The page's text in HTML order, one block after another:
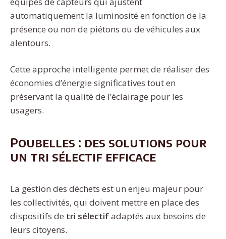
automatiquement la luminosité en fonction de la
présence ou non de piétons ou de véhicules aux
alentours.
Cette approche intelligente permet de réaliser des
économies d’énergie significatives tout en
préservant la qualité de l’éclairage pour les
usagers.
Poubelles : des solutions pour
un tri sélectif efficace
La gestion des déchets est un enjeu majeur pour
les collectivités, qui doivent mettre en place des
dispositifs de tri sélectifadaptés aux besoins de
leurs citoyens.